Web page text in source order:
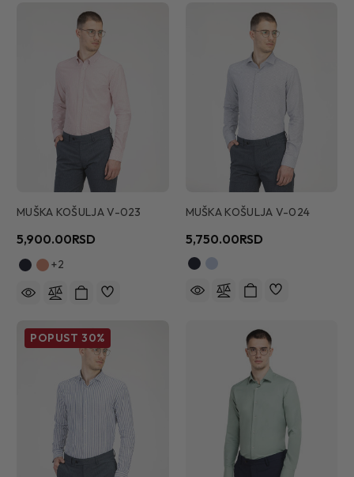
MUŠKA KOŠULJA V-023
5,900.00RSD
+2
MUŠKA KOŠULJA V-024
5,750.00RSD
POPUST30%